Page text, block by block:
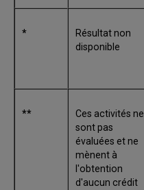
*
Résultat non
disponible
**
Ces activités ne
sont pas
évaluées et ne
mènent à
l'obtention
d'aucun crédit